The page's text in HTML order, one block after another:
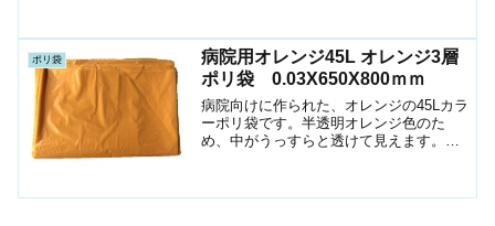
ポリ袋
病院用オレンジ45L オレンジ3層
ポリ袋 0.03X650X800ｍｍ
病院向けに作られた、オレンジの45Lカラ
ーポリ袋です。半透明オレンジ色のた
め、中がうっすらと透けて見えます。病
どの突き刺しに強いようにPEPEとKDPE